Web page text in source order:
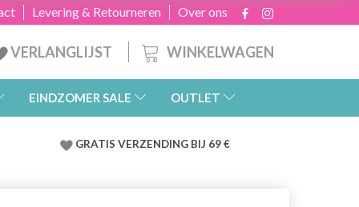
Over ons
Levering & Retourneren
WINKELWAGEN
VERLANGLIJST
EINDZOMER SALE OUTLET
GRATIS VERZENDING BIJ 69 €